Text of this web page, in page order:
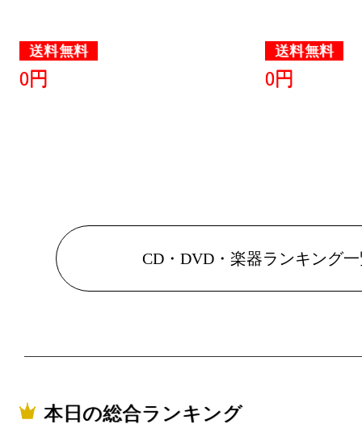
送料無料
0円
送料無料
0円
CD・DVD・楽器ランキング
本日の総合ランキング